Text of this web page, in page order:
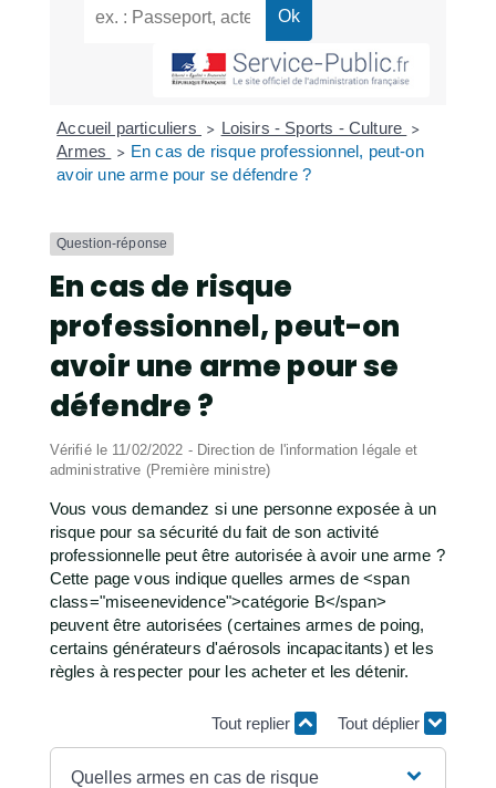
Accueil particuliers > Loisirs - Sports - Culture >
Armes > En cas de risque professionnel, peut-on
avoir une arme pour se défendre ?
Question-réponse
En cas de risque
professionnel, peut-on
avoir une arme pour se
défendre ?
Vérifié le 11/02/2022 - Direction de l'information légale et
administrative (Première ministre)
Vous vous demandez si une personne exposée à un
risque pour sa sécurité du fait de son activité
professionnelle peut être autorisée à avoir une arme ?
Cette page vous indique quelles armes de <span
class="miseenevidence">catégorie B</span>
peuvent être autorisées (certaines armes de poing,
certains générateurs d'aérosols incapacitants) et les
règles à respecter pour les acheter et les détenir.
Tout replier Tout déplier
Quelles armes en cas de risque